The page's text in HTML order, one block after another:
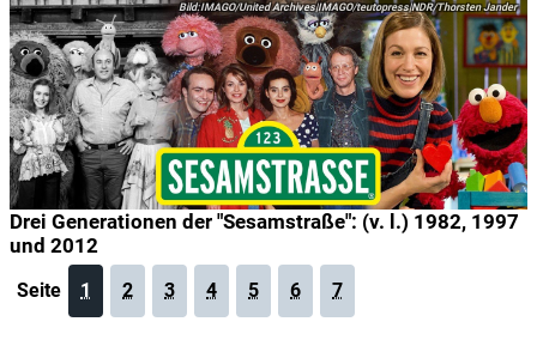
Drei Generationen der "Sesamstraße": (v. l.) 1982, 1997
und 2012
IMAGO/United Archives|IMAGO/teutopress|NDR/Thorsten Jander
Seite 1 2 3 4 5 6 7